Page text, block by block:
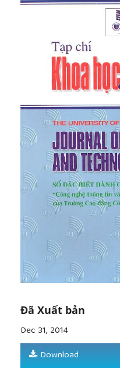
[6]Mehralian, G.,
Rasekh, H. R.,
corporate
industry, Journal of
- 158.
Mondal, A. and
capital and
Journal of
[8]Pulic, A., 2000,
management,
management, 20
[9]Sharabati, A. A.,
Intellectual capital
pharmaceutical
Decision, 48 (1),
[10]Chan, K. H.,
on organizational
of companies in
Learning
Đã Xuất bản
Dec 31, 2014
Download